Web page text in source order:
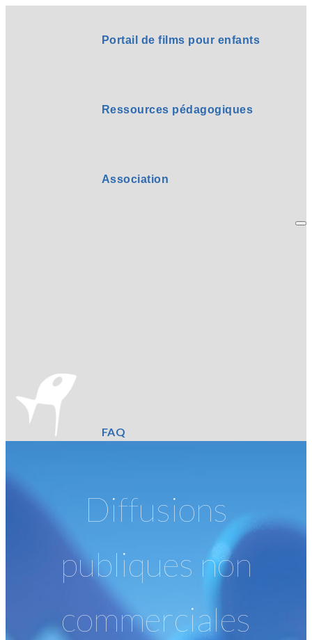
Portail de films pour enfants
Ressources pédagogiques
Association
FAQ
Diffusions
publiques non
commerciales